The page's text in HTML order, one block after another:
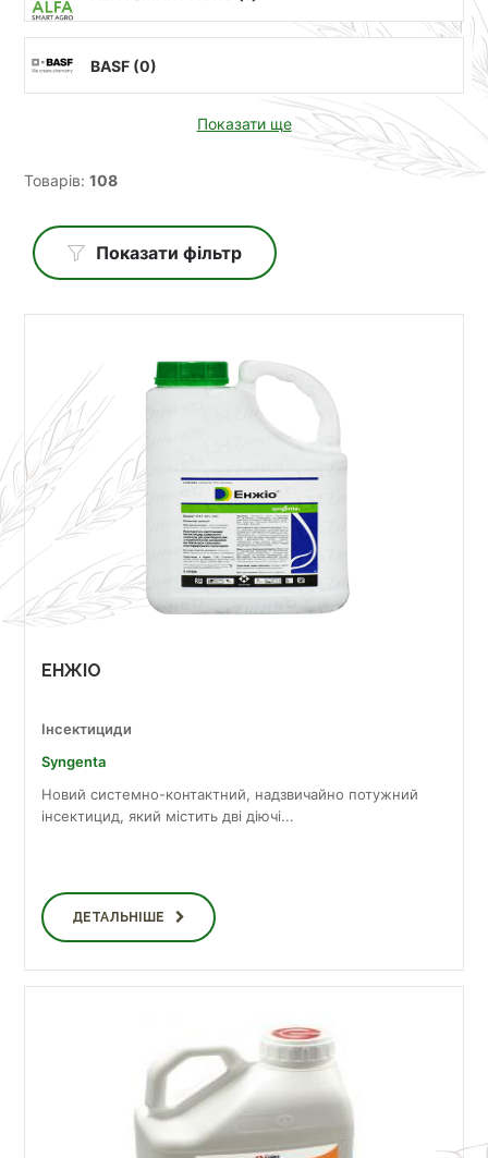
BASF (0)
Показати ще
Товарів: 108
Показати фільтр
ЕНЖІО
Інсектициди
Syngenta
Новий системно-контактний, надзвичайно потужний
інсектицид, який містить дві діючі...
ДЕТАЛЬНІШЕ